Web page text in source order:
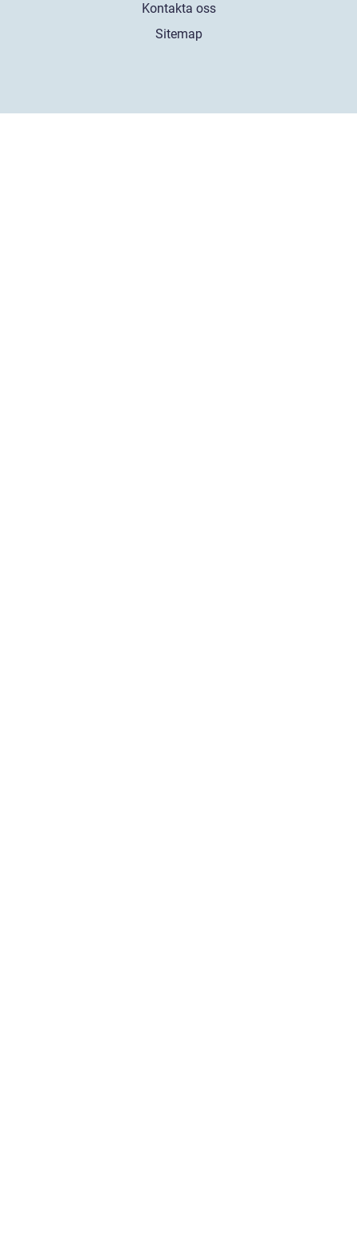
Kontakta oss
Sitemap